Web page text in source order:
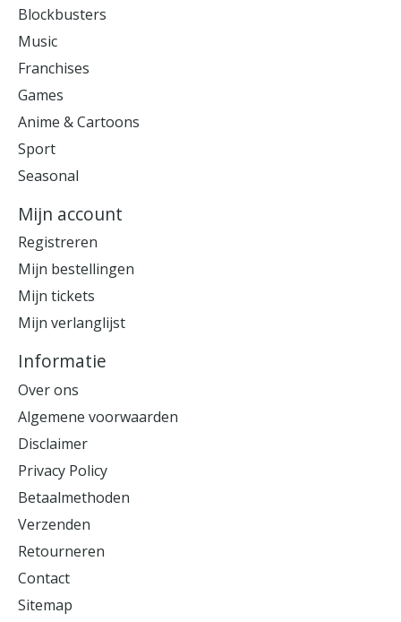
Blockbusters
Music
Franchises
Games
Anime & Cartoons
Sport
Seasonal
Mijn account
Registreren
Mijn bestellingen
Mijn tickets
Mijn verlanglijst
Informatie
Over ons
Algemene voorwaarden
Disclaimer
Privacy Policy
Betaalmethoden
Verzenden
Retourneren
Contact
Sitemap